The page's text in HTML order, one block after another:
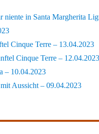
niente in Santa Margherita
Cinque Terre – 13.04.2023
Cinque Terre – 12.04.2023
– 10.04.2023
Aussicht – 09.04.2023